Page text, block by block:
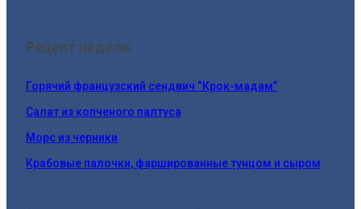
Рецепт недели:
Горячий французский сендвич “Крок-мадам”
Салат из копченого палтуса
Морс из черники
Крабовые палочки, фаршированные тунцом и сыром